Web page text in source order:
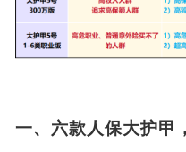
一、 六款人保大护甲